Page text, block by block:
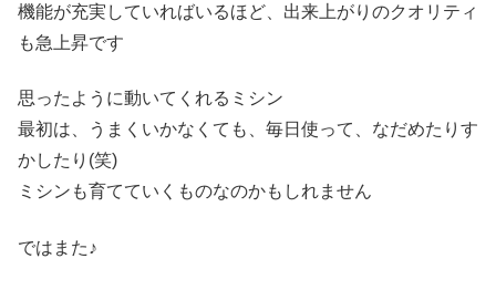
機能が充実していればいるほど、出来上がりのクオリティ
も急上昇です
思ったように動いてくれるミシン
最初は、うまくいかなくても、毎日使って、なだめたりす
かしたり(笑)
ミシンも育てていくものなのかもしれません
ではまた♪